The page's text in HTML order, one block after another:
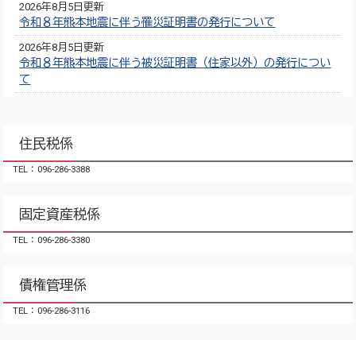
2026年8月5日更新
令和８年熊本地震に伴う罹災証明書の発行について
2026年8月5日更新
令和８年熊本地震に伴う被災証明書（住家以外）の発行につい
て
住民税係
TEL：096-286-3388
固定資産税係
TEL：096-286-3380
債権管理係
TEL：096-286-3116